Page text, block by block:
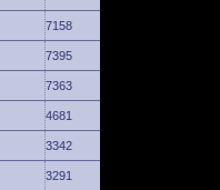
7158
7395
7363
4681
3342
3291